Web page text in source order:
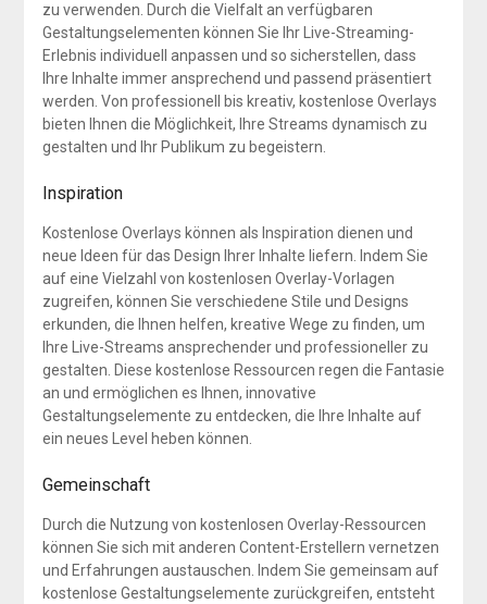
zu verwenden. Durch die Vielfalt an verfügbaren
Gestaltungselementen können Sie Ihr Live-Streaming-
Erlebnis individuell anpassen und so sicherstellen, dass
Ihre Inhalte immer ansprechend und passend präsentiert
werden. Von professionell bis kreativ, kostenlose Overlays
bieten Ihnen die Möglichkeit, Ihre Streams dynamisch zu
gestalten und Ihr Publikum zu begeistern.
Inspiration
Kostenlose Overlays können als Inspiration dienen und
neue Ideen für das Design Ihrer Inhalte liefern. Indem Sie
auf eine Vielzahl von kostenlosen Overlay-Vorlagen
zugreifen, können Sie verschiedene Stile und Designs
erkunden, die Ihnen helfen, kreative Wege zu finden, um
Ihre Live-Streams ansprechender und professioneller zu
gestalten. Diese kostenlose Ressourcen regen die Fantasie
an und ermöglichen es Ihnen, innovative
Gestaltungselemente zu entdecken, die Ihre Inhalte auf
ein neues Level heben können.
Gemeinschaft
Durch die Nutzung von kostenlosen Overlay-Ressourcen
können Sie sich mit anderen Content-Erstellern vernetzen
und Erfahrungen austauschen. Indem Sie gemeinsam auf
kostenlose Gestaltungselemente zurückgreifen, entsteht